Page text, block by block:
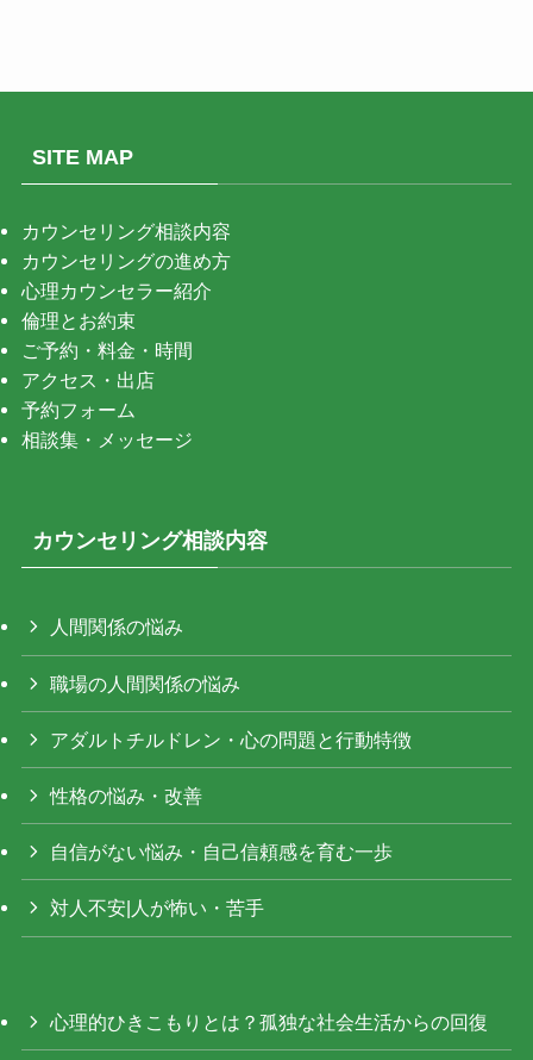
SITE MAP
カウンセリング相談内容
カウンセリングの進め方
心理カウンセラー紹介
倫理とお約束
ご予約・料金・時間
アクセス・出店
予約フォーム
相談集・メッセージ
カウンセリング相談内容
人間関係の悩み
職場の人間関係の悩み
アダルトチルドレン・心の問題と行動特徴
性格の悩み・改善
自信がない悩み・自己信頼感を育む一歩
対人不安|人が怖い・苦手
心理的ひきこもりとは？孤独な社会生活からの回復